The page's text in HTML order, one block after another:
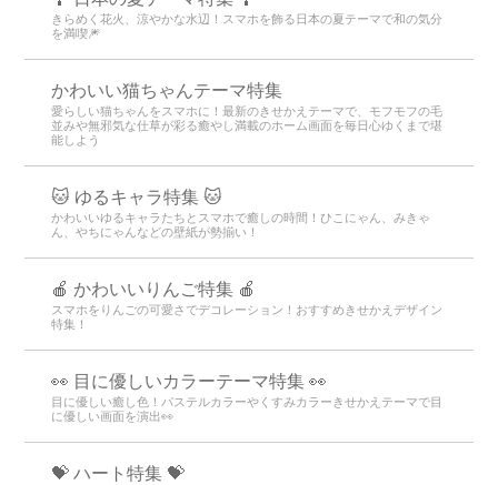
きらめく花火、涼やかな水辺！スマホを飾る日本の夏テーマで和の気分
を満喫🎆
かわいい猫ちゃんテーマ特集
愛らしい猫ちゃんをスマホに！最新のきせかえテーマで、モフモフの毛
並みや無邪気な仕草が彩る癒やし満載のホーム画面を毎日心ゆくまで堪
能しよう
🐱 ゆるキャラ特集 🐱
かわいいゆるキャラたちとスマホで癒しの時間！ひこにゃん、みきゃ
ん、やちにゃんなどの壁紙が勢揃い！
🍎 かわいいりんご特集 🍎
スマホをりんごの可愛さでデコレーション！おすすめきせかえデザイン
特集！
👀 目に優しいカラーテーマ特集 👀
目に優しい癒し色！パステルカラーやくすみカラーきせかえテーマで目
に優しい画面を演出👀
💝 ハート特集 💝